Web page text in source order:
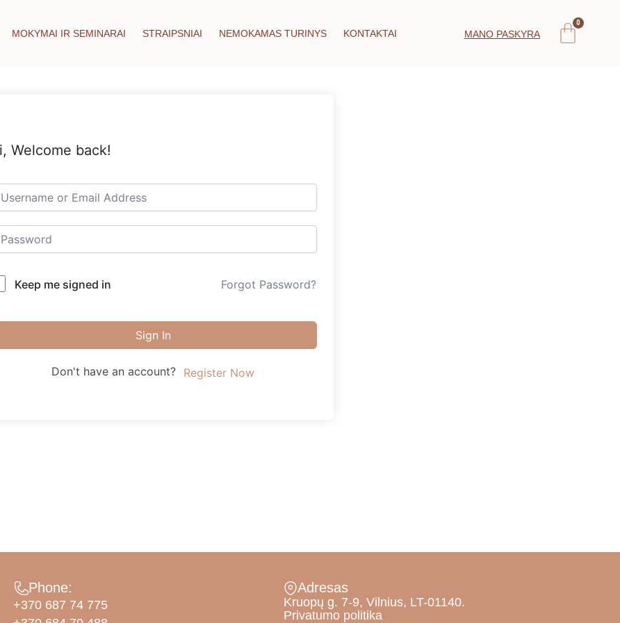
MOKYMAI IR SEMINARAI STRAIPSNIAI NEMOKAMAS TURINYS KONTAKTAI MANO PASKYRA
Welcome back!
Keep me signed in Forgot Password?
Sign In
Don't have an account? Register Now
Phone:
+370 687 74 775
Adresas
Kruopų g. 7-9, Vilnius, LT-01140.
Privatumo politika